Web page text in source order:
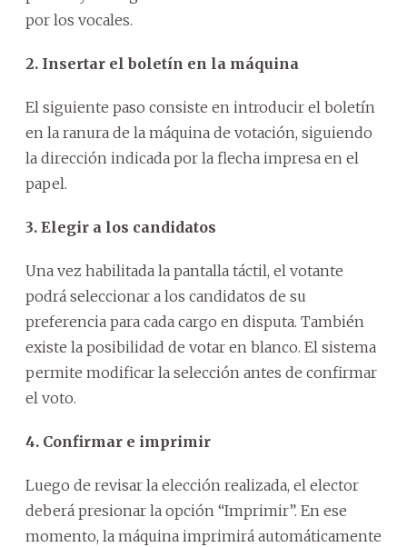
por los vocales.
2. Insertar el boletín en la máquina
El siguiente paso consiste en introducir el boletín
en la ranura de la máquina de votación, siguiendo
la dirección indicada por la flecha impresa en el
papel.
3. Elegir a los candidatos
Una vez habilitada la pantalla táctil, el votante
podrá seleccionar a los candidatos de su
preferencia para cada cargo en disputa. También
existe la posibilidad de votar en blanco. El sistema
permite modificar la selección antes de confirmar
el voto.
4. Confirmar e imprimir
Luego de revisar la elección realizada, el elector
deberá presionar la opción “Imprimir”. En ese
momento, la máquina imprimirá automáticamente